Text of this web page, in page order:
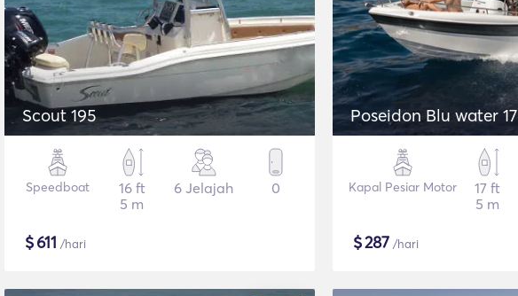
Scout 195
Speedboat
16 ft
5 m
6 Jelajah 0
$611 /hari
Poseidon Blu water 17
Kapal Pesiar Motor
17 ft
5 m
$287 /hari